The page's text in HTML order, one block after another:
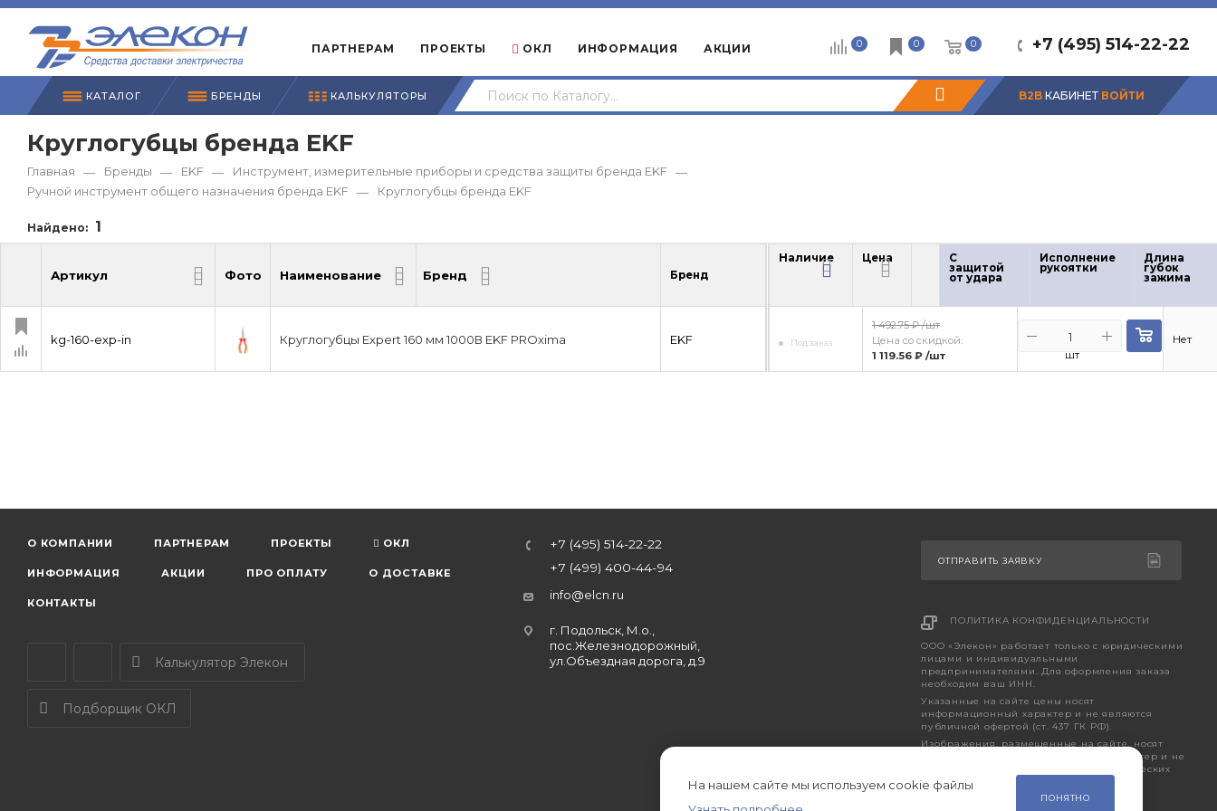
ПАРТНЕРАМ ПРОЕКТЫ ОКЛ ИНФОРМАЦИЯ АКЦИИ +7 (495) 514-22-22
0 0 0
B2B КАБИНЕТ ВОЙТИ
КАТАЛОГ БРЕНДЫ КАЛЬКУЛЯТОРЫ
Круглогубцы бренда EKF
Главная — Бренды — EKF — Инструмент, измерительные приборы и средства защиты бренда EKF —
Ручной инструмент общего назначения бренда EKF — Круглогубцы бренда EKF
Найдено: 1
Артикул Фото Наименование Бренд
Наличие Цена С
защитой
от удара
Исполнение
рукоятки
Длина
губок
зажима
Артикул Фото Наименование Бренд
kg-160-exp-in Круглогубцы Expert 160 мм 1000В EKF PROxima EKF
Наличие Цена
С
от
удара
Под заказ
1 492.75 ₽ /шт
Цена со скидкой:
1 119.56 ₽ /шт шт
Нет
О КОМПАНИИ ПАРТНЕРАМ ПРОЕКТЫ ОКЛ
ИНФОРМАЦИЯ АКЦИИ ПРО ОПЛАТУ О ДОСТАВКЕ
КОНТАКТЫ
Калькулятор Элекон
Подборщик ОКЛ
+7 (495) 514-22-22
+7 (499) 400-44-94
info@elcn.ru
г. Подольск, М.о.,
пос.Железнодорожный,
ул.Объездная дорога, д.9
ОТПРАВИТЬ ЗАЯВКУ
ПОЛИТИКА КОНФИДЕНЦИАЛЬНОСТИ
ООО «Элекон» работает только с юридическими
лицами и индивидуальными
предпринимателями. Для оформления заказа
необходим ваш ИНН.
Указанные на сайте цены носят
информационный характер и не являются
публичной офертой (ст. 437 ГК РФ).
Изображения, размещенные на сайте, носят
исключительно ознакомительный характер и не
являются точным отображением фактических
характеристик товара.
На нашем сайте мы используем cookie файлы
ПОНЯТНО